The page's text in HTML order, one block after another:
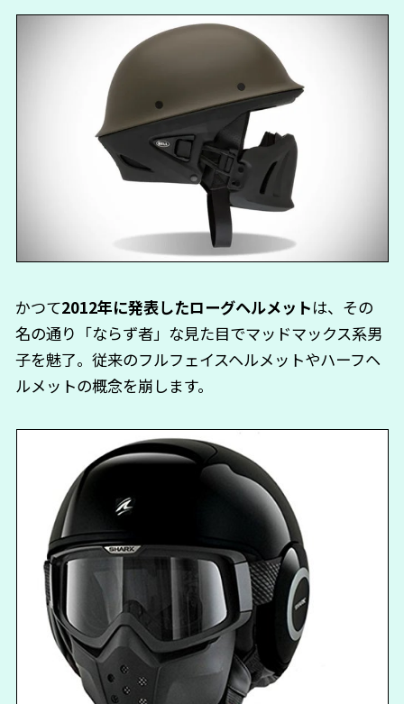
かつて2012年に発表したローグヘルメットは、その
名の通り「ならず者」な見た目でマッドマックス系男
子を魅了。従来のフルフェイスヘルメットやハーフヘ
ルメットの概念を崩します。